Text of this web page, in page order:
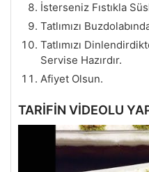
İsterseniz Fıstıkla
Tatlımızı
Tatlımızı
Servise Hazırdır.
Afiyet Olsun.
TARİFİN VİDEOLU